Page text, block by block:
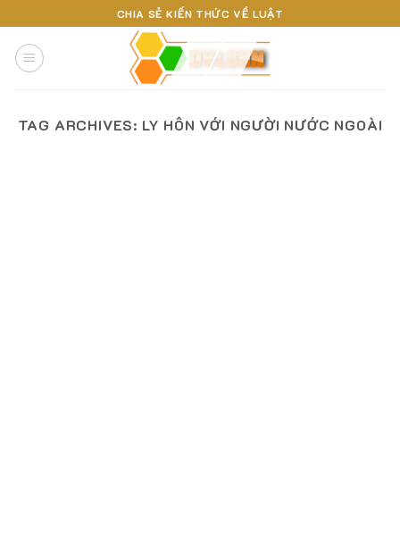
to
content
CHIA SẺ KIẾN THỨC VỀ LUẬT
TAG ARCHIVES: LY HÔN VỚI NGƯỜI NƯỚC NGOÀI